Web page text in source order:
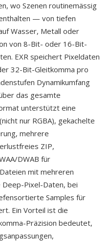
wo Szenen routinemässig
— von tiefen
Wasser, Metall oder
von 8-Bit- oder 16-Bit-
EXR speichert Pixeldaten
32-Bit-Gleitkomma pro
Dynamikumfang
das gesamte
unterstützt eine
nur RGBA), gekachelte
mehrere
ZIP,
DWAB für
mit mehreren
Pixel-Daten, bei
Samples für
Ein Vorteil ist die
Präzision bedeutet,